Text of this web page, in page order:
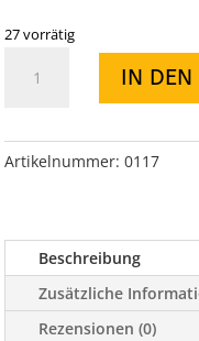
27 vorrätig
Scharnier-
CJ
IN DEN
Artikelnummer: 0117
Beschreibung
Zusätzliche
Rezensionen (0)